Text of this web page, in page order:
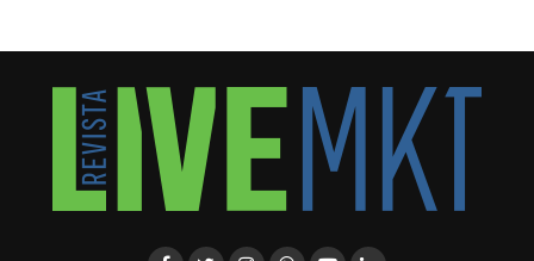
Brunna Sá
TÓPICOS RELACIONADOS: DESTAQUE
A SEGUIR
Natura incentiva demonstração de sentimentos